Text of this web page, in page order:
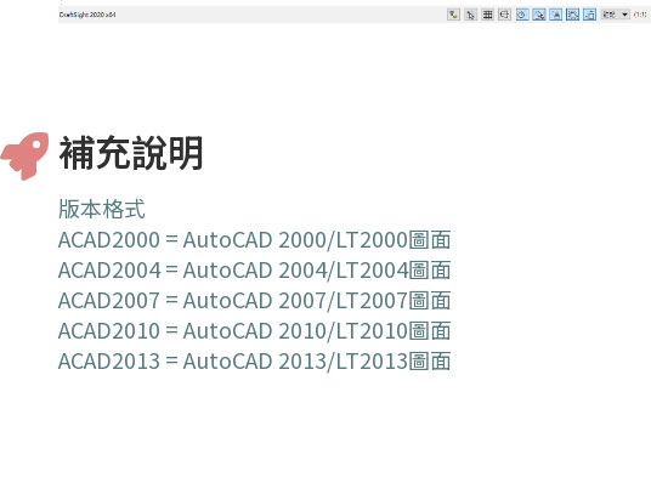
補充說明
版本格式
ACAD2000 = AutoCAD 2000/LT2000圖面
ACAD2004 = AutoCAD 2004/LT2004圖面
ACAD2007 = AutoCAD 2007/LT2007圖面
ACAD2010 = AutoCAD 2010/LT2010圖面
ACAD2013 = AutoCAD 2013/LT2013圖面